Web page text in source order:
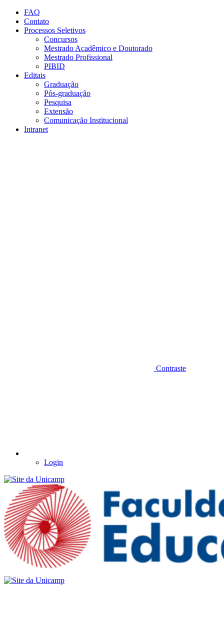
Conteúdo principal
FAQ
Contato
Processos Seletivos
Concursos
Mestrado Acadêmico e Doutorado
Mestrado Profissional
PIBID
Editais
Graduação
Pós-graduação
Pesquisa
Extensão
Comunicação Institucional
Intranet
Contraste
Login